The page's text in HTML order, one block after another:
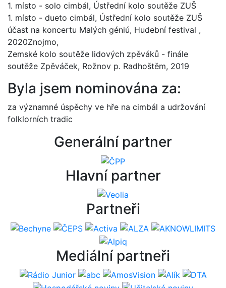
1. místo - solo cimbál, Ústřední kolo soutěže ZUŠ
1. místo - dueto cimbál, Ústřední kolo soutěže ZUŠ
účast na koncertu Malých géniú, Hudební festival ,
2020Znojmo,
Zemské kolo soutěže lidových zpěváků - finále
soutěže Zpěváček, Rožnov p. Radhoštěm, 2019
Byla jsem nominována za:
za významné úspěchy ve hře na cimbál a udržování
folklorních tradic
Generální partner
Hlavní partner
Partneři
Mediální partneři